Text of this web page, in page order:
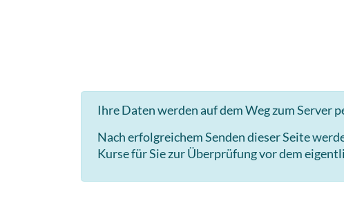
Ihre Daten werden auf dem Weg zum Server
Nach erfolgreichem Senden dieser Seite
Kurse für Sie zur Überprüfung vor dem